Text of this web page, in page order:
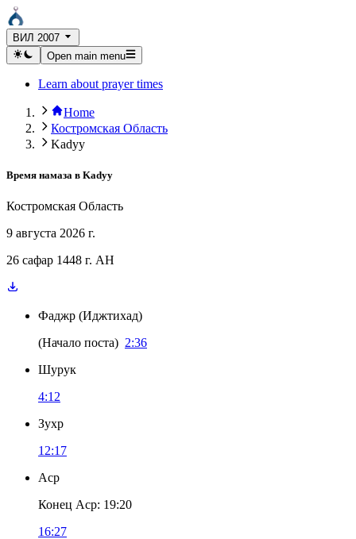
ВИЛ 2007
Open main menu
Learn about prayer times
Home
Костромская Область
Kadyy
Время намаза в Kadyy
Костромская Область
9 августа 2026 г.
26 сафар 1448 г. AH
Фаджр (Иджтихад)
(Начало поста) 2:36
Шурук
4:12
Зухр
12:17
Аср
Конец Аср: 19:20
16:27